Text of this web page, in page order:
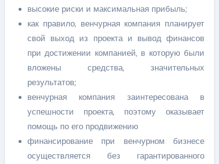
высокие риски и максимальная прибыль;
как правило, венчурная компания планирует
свой выход из проекта и вывод финансов
при достижении компанией, в которую были
вложены средства, значительных
результатов;
венчурная компания заинтересована в
успешности проекта, поэтому оказывает
помощь по его продвижению
финансирование при венчурном бизнесе
осуществляется без гарантированного